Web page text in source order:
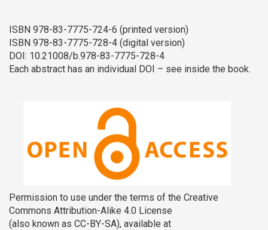
ISBN 978-83-7775-724-6 (printed version)
ISBN 978-83-7775-728-4 (digital version)
DOI: 10.21008/b.978-83-7775-728-4
Each abstract has an individual DOI – see inside the book.
Permission to use under the terms of the Creative
Commons Attribution-Alike 4.0 License
(also known as CC-BY-SA), available at